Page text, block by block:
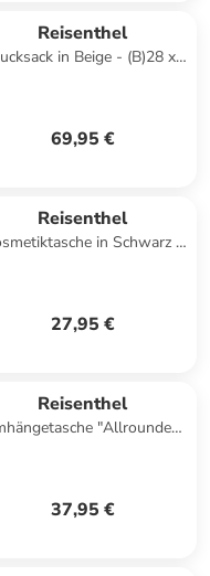
Reisenthel
in Beige - (B)28 x
69,95 €
Reisenthel
in Schwarz -
27,95 €
Reisenthel
"Allrounder"
37,95 €